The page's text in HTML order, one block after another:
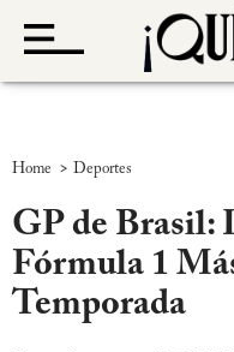
Home > Deportes
GP de Brasil:
Fórmula 1
Temporada